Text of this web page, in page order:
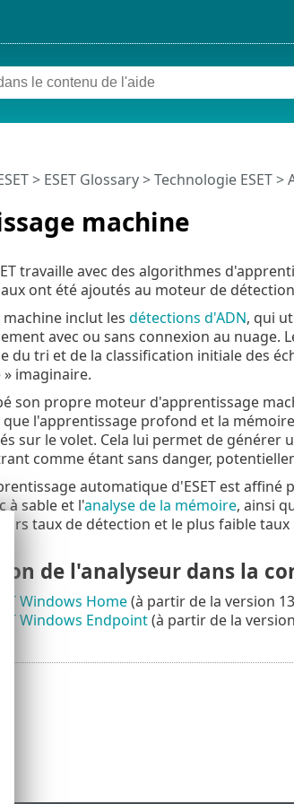
machine
> ESET Glossary>Technologie ESET
travaille avec des algorithmes
ont été ajoutés au moteur de
inclut les détections d'ADN, qui
avec ou sans connexion au
du tri et de la classification initiale des
imaginaire.
son propre moteur d'apprentissage
l'apprentissage profond et la
sur le volet. Cela lui permet de
comme étant sans danger,
automatique d'ESET est
à sable et l'analyse de la mémoire, ainsi
taux de détection et le plus faible
de l'analyseur dans la
Windows Home(à partir de la version
Windows Endpoint(à partir de la